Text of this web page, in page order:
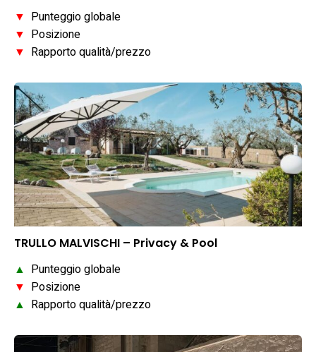
▼ Punteggio globale
▼ Posizione
▼ Rapporto qualità/prezzo
TRULLO MALVISCHI – Privacy & Pool
▲ Punteggio globale
▼ Posizione
▲ Rapporto qualità/prezzo